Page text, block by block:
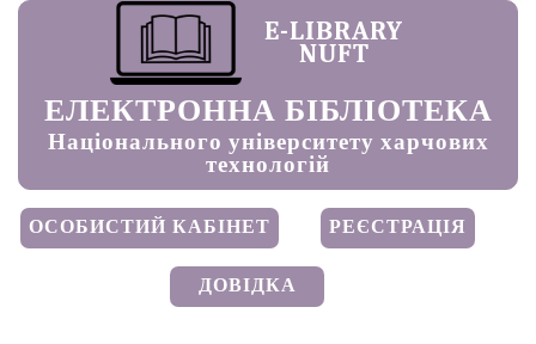
E-LIBRARY
NUFT
ЕЛЕКТРОННА БІБЛІОТЕКА
Національного університету харчових
технологій
ОСОБИСТИЙ КАБІНЕТ РЕЄСТРАЦІЯ
ДОВІДКА